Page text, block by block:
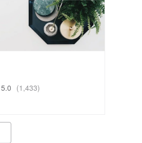
5.0 (1,433)